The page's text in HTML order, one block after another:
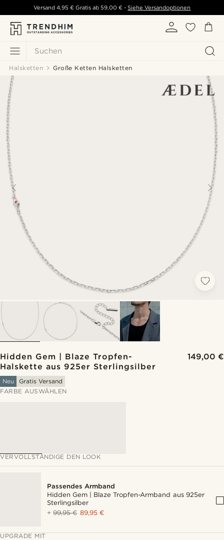
Suchen
Versand 4,95 € Gratis ab 59,00 € - Siehe Versandoptionen
Halsketten Große Ketten Halsketten
Hidden Gem | Blaze Tropfen-
Halskette aus 925er Sterlingsilber
149,00 €
Neu
Gratis Versand
FARBE AUSWÄHLEN
VERVOLLSTÄNDIGE DEN LOOK
Passendes Armband
Hidden Gem | Blaze Tropfen-Armband aus 925er
Sterlingsilber
+99,95 € 89,95 €
UPGRADE MIT